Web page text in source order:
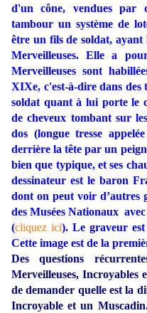
d'un cône, vendues par
tambour un système de
être un fils de soldat,
Merveilleuses. Elle a
Merveilleuses sont
XIXe, c'est-à-dire dans des
soldat quant à lui porte le
de cheveux tombant sur
dos (longue tresse
derrière la tête par un
bien que typique, et ses
dessinateur est le baron
dont on peut voir d’autres
des Musées Nationaux
(cliquez ici). Le graveur est
Cette image est de la
Des questions
Merveilleuses, Incroyables
de demander quelle est la
Incroyable et un